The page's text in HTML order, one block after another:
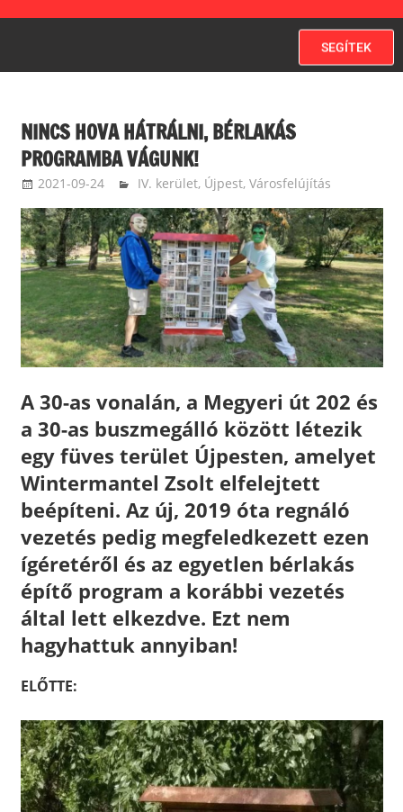
SEGÍTEK
NINCS HOVA HÁTRÁLNI, BÉRLAKÁS
PROGRAMBA VÁGUNK!
2021-09-24 nagydavid
IV. kerület, Újpest, Városfelújítás
A 30-as vonalán, a Megyeri út 202 és
a 30-as buszmegálló között létezik
egy füves terület Újpesten, amelyet
Wintermantel Zsolt elfelejtett
beépíteni. Az új, 2019 óta regnáló
vezetés pedig megfeledkezett ezen
ígéretéről és az egyetlen bérlakás
építő program a korábbi vezetés
által lett elkezdve. Ezt nem
hagyhattuk annyiban!
ELŐTTE: